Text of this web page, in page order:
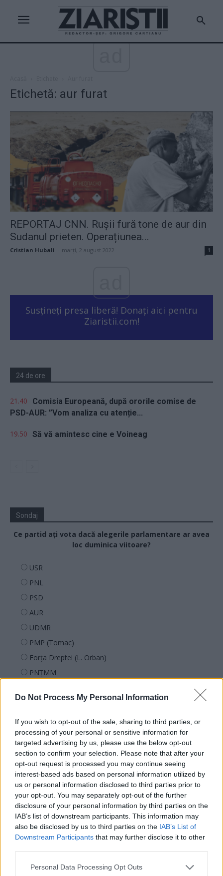
Do Not Process My Personal Information
If you wish to opt-out of the sale, sharing to third parties, or
processing of your personal or sensitive information for
targeted advertising by us, please use the below opt-out
section to confirm your selection. Please note that after your
opt-out request is processed you may continue seeing
interest-based ads based on personal information utilized by
us or personal information disclosed to third parties prior to
your opt-out. You may separately opt-out of the further
disclosure of your personal information by third parties on the
IAB’s list of downstream participants. This information may
also be disclosed by us to third parties on the IAB’s List of
Downstream Participants that may further disclose it to other
Personal Data Processing Opt Outs
Etichetă: aur furat
REPORTAJ CNN. Rușii fură tone de aur din
Sudanul prieten. Operațiunea...
Cristian Hubali marți, 2 august 2022 1
Susțineți presa liberă! Donați aici pentru
Ziaristii.com!
24 de ore
21.40
Comisia Europeană, după ororile comise de
PSD-AUR: ”Vom analiza cu atenție...
19.50 Să vă amintesc cine e Voineag
Sondaj
Ce partid ați vota dacă alegerile parlamentare ar avea
loc duminica viitoare?
USR
PNL
PSD
AUR
UDMR
PMP (Tomac)
Forța Dreptei (L. Orban)
PNȚMM
SENS
SOS (Șoșoacă)
POT (Gavrilă)
PACE (Peia)
Acțiunea Conservatoare (Târziu)
PDF (Lazarus)
PUSL (D. Voiculescu)
PNȚCD (Pavelescu)
PNCR (Terheș)
Partidul Patrioților (Surugiu)
FAR (Coarnă)
România pe Primul Loc (Ponta)